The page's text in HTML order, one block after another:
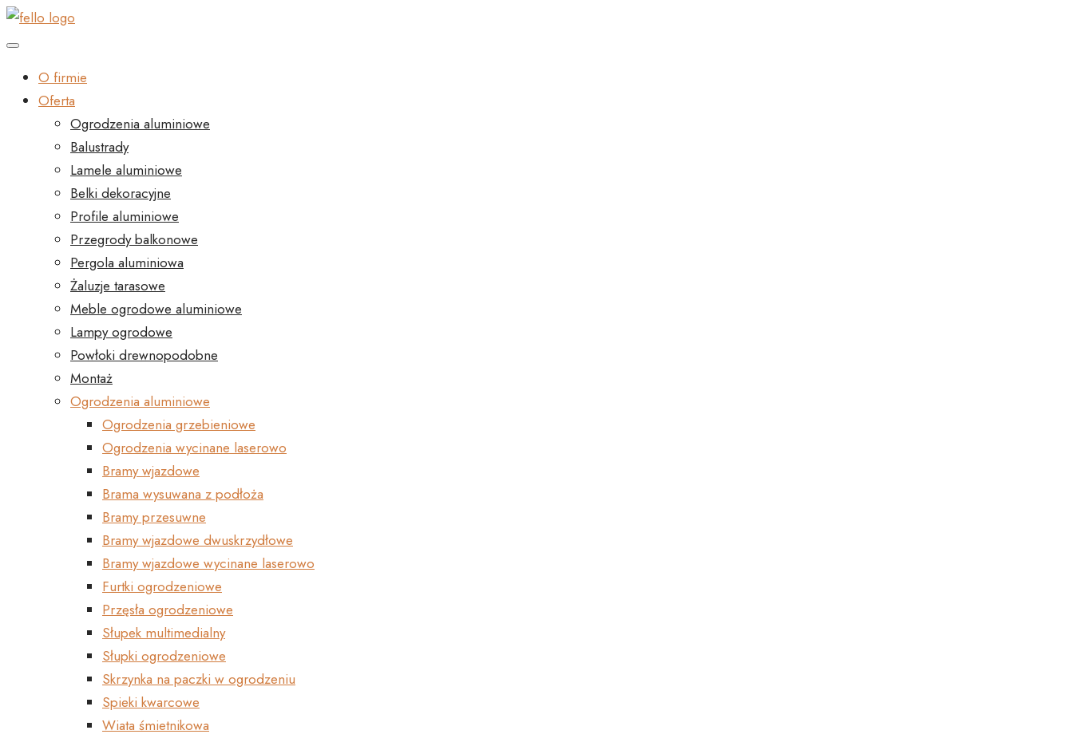
O firmie
Oferta
Ogrodzenia aluminiowe
Balustrady
Lamele aluminiowe
Belki dekoracyjne
Profile aluminiowe
Przegrody balkonowe
Pergola aluminiowa
Żaluzje tarasowe
Meble ogrodowe aluminiowe
Lampy ogrodowe
Powłoki drewnopodobne
Montaż
Ogrodzenia aluminiowe
Ogrodzenia grzebieniowe
Ogrodzenia wycinane laserowo
Bramy wjazdowe
Brama wysuwana z podłoża
Bramy przesuwne
Bramy wjazdowe dwuskrzydłowe
Bramy wjazdowe wycinane laserowo
Furtki ogrodzeniowe
Przęsła ogrodzeniowe
Słupek multimedialny
Słupki ogrodzeniowe
Skrzynka na paczki w ogrodzeniu
Spieki kwarcowe
Wiata śmietnikowa